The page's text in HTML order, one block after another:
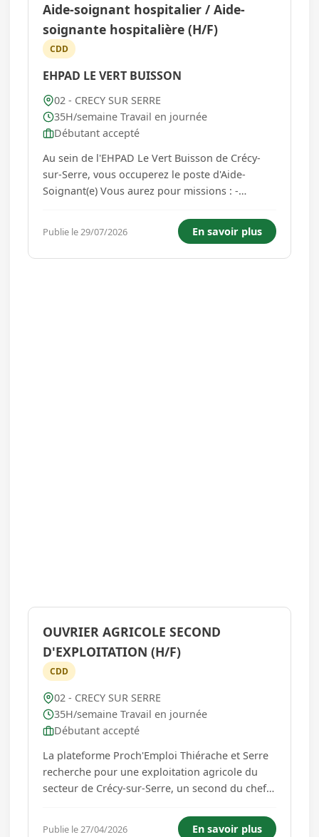
Aide-soignant hospitalier / Aide-
soignante hospitalière (H/F)
CDD
EHPAD LE VERT BUISSON
02 - CRECY SUR SERRE
35H/semaine Travail en journée
Débutant accepté
Au sein de l'EHPAD Le Vert Buisson de Crécy-
sur-Serre, vous occuperez le poste d'Aide-
Soignant(e) Vous aurez pour missions : -
une aide partielle ou totale du résident, le
stimuler, afin qu'il conserve ou développe son
autonomie. Rechercher systé...
Publie le 29/07/2026 En savoir plus
OUVRIER AGRICOLE SECOND
D'EXPLOITATION (H/F)
CDD
02 - CRECY SUR SERRE
35H/semaine Travail en journée
Débutant accepté
La plateforme Proch'Emploi Thiérache et Serre
recherche pour une exploitation agricole du
secteur de Crécy-sur-Serre, un second du chef
agricole diversifiée alliant élevage de vaches à
Publie le 27/04/2026 En savoir plus